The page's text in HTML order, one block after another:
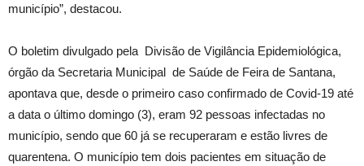
município”, destacou.
O boletim divulgado pela Divisão de Vigilância Epidemiológica,
órgão da Secretaria Municipal de Saúde de Feira de Santana,
apontava que, desde o primeiro caso confirmado de Covid-19 até
a data o último domingo (3), eram 92 pessoas infectadas no
município, sendo que 60 já se recuperaram e estão livres de
quarentena. O município tem dois pacientes em situação de